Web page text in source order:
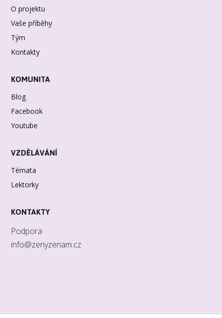
O projektu
Vaše příběhy
Tým
Kontakty
KOMUNITA
Blog
Facebook
Youtube
VZDĚLÁVÁNÍ
Témata
Lektorky
KONTAKTY
Podpora
info@zenyzenam.cz